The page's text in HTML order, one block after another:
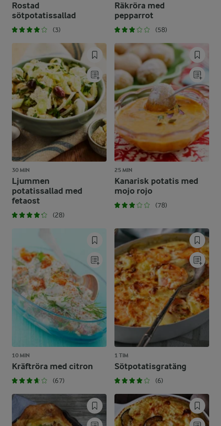
Rostad
sötpotatissallad
(3)
Räkröra med
pepparrot
(58)
30 MIN
Ljummen
potatissallad med
fetaost
(28)
25 MIN
Kanarisk potatis med
mojo rojo
(78)
10 MIN
Kräftröra med citron
(67)
1 TIM
Sötpotatisgratäng
(6)